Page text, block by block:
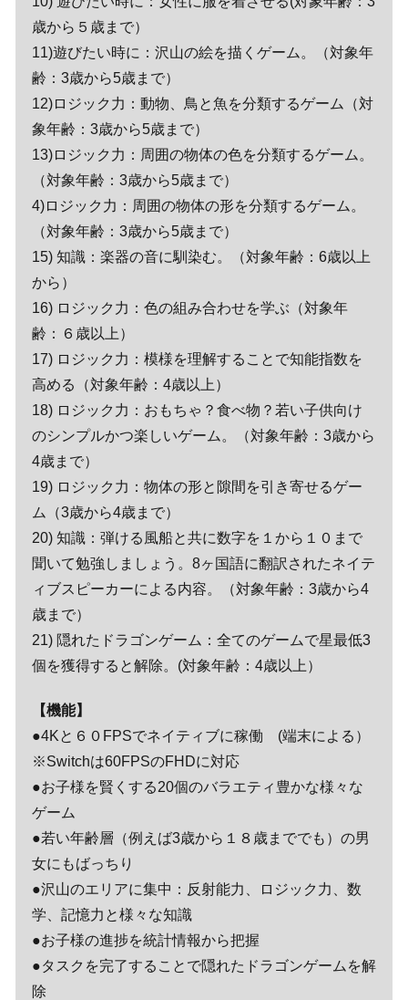
歳から５歳まで）
11)遊びたい時に：沢山の絵を描くゲーム。（対象年
齢：3歳から5歳まで）
12)ロジック力：動物、鳥と魚を分類するゲーム（対
象年齢：3歳から5歳まで）
13)ロジック力：周囲の物体の色を分類するゲーム。
（対象年齢：3歳から5歳まで）
4)ロジック力：周囲の物体の形を分類するゲーム。
（対象年齢：3歳から5歳まで）
15) 知識：楽器の音に馴染む。（対象年齢：6歳以上
から）
16) ロジック力：色の組み合わせを学ぶ（対象年
齢：６歳以上）
17) ロジック力：模様を理解することで知能指数を
高める（対象年齢：4歳以上）
18) ロジック力：おもちゃ？食べ物？若い子供向け
のシンプルかつ楽しいゲーム。（対象年齢：3歳から
4歳まで）
19) ロジック力：物体の形と隙間を引き寄せるゲー
ム（3歳から4歳まで）
20) 知識：弾ける風船と共に数字を１から１０まで
聞いて勉強しましょう。8ヶ国語に翻訳されたネイテ
ィブスピーカーによる内容。（対象年齢：3歳から4
歳まで）
21) 隠れたドラゴンゲーム：全てのゲームで星最低3
個を獲得すると解除。(対象年齢：4歳以上）
【機能】
●4Kと６０FPSでネイティブに稼働 (端末による）
※Switchは60FPSのFHDに対応
●お子様を賢くする20個のバラエティ豊かな様々な
ゲーム
●若い年齢層（例えば3歳から１８歳まででも）の男
女にもばっちり
●沢山のエリアに集中：反射能力、ロジック力、数
学、記憶力と様々な知識
●お子様の進捗を統計情報から把握
●タスクを完了することで隠れたドラゴンゲームを解
除